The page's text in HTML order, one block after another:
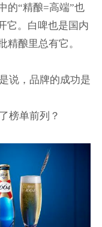
的“精酿=高端”也
它。白啤也是国内
精酿里总有它。
说，品牌的成功是
榜单前列？